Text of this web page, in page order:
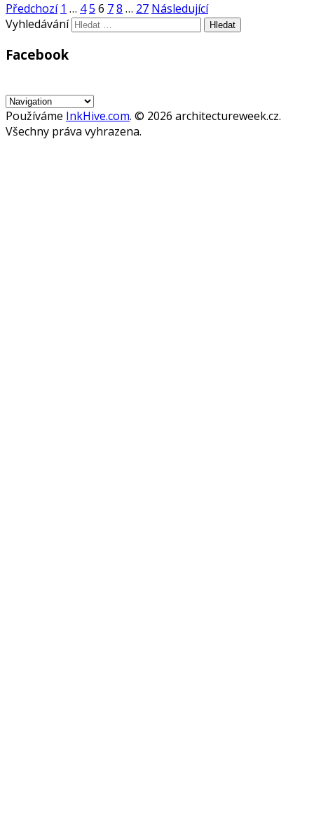
Předchozí 1 … 45 6 78 … 27 Následující
Vyhledávání
Facebook
Používáme InkHive.com. © 2026 architectureweek.cz.
Všechny práva vyhrazena.